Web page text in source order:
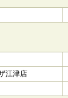
江津店